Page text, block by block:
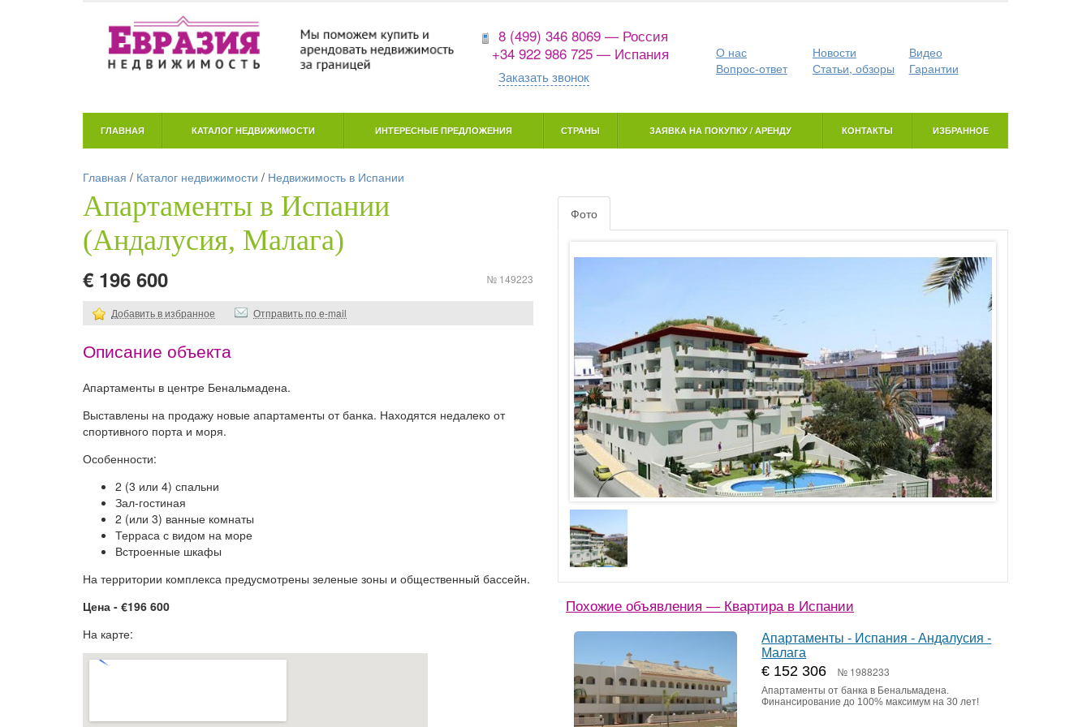
8 (499) 346 8069 — Россия
+34 922 986 725 — Испания
Заказать звонок
О нас Новости
Видео
Вопрос-ответ
Статьи, обзоры Гарантии
ГЛАВНАЯ КАТАЛОГ НЕДВИЖИМОСТИ ИНТЕРЕСНЫЕ ПРЕДЛОЖЕНИЯ СТРАНЫ ЗАЯВКА НА ПОКУПКУ / АРЕНДУ КОНТАКТЫ ИЗБРАННОЕ
Главная / Каталог недвижимости / Недвижимость в Испании
Апартаменты в Испании
(Андалусия, Малага)
€ 196 600 № 149223
Добавить в избранное Отправить по e-mail
Описание объекта
Апартаменты в центре Бенальмадена.
Выставлены на продажу новые апартаменты от банка. Находятся недалеко от
спортивного порта и моря.
Особенности:
2 (3 или 4) спальни
Зал-гостиная
2 (или 3) ванные комнаты
Терраса с видом на море
Встроенные шкафы
На территории комплекса предусмотрены зеленые зоны и общественный бассейн.
Цена - €196 600
На карте:
Фото
Похожие объявления — Квартира в Испании
Апартаменты - Испания - Андалусия -
Малага
€ 152 306 № 1988233
Апартаменты от банка в Бенальмадена.
Финансирование до 100% максимум на 30 лет!